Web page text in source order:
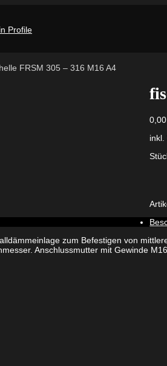
FRSM 305 – 316 M16 A4
inkl.
zum Befestigen von
Anschlussmutter mit Gewinde